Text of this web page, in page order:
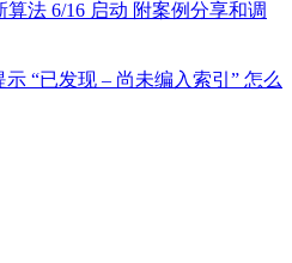
示 “已发现 – 尚未编入索引” 怎么